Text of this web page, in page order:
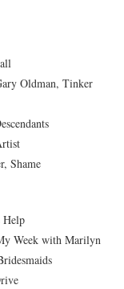
Oldman, Tinker
Shame
Help
Week with Marilyn